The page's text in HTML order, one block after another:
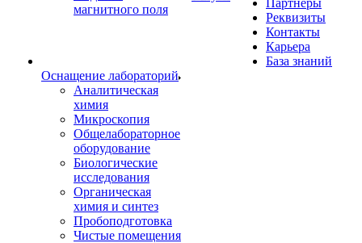
магнитного поля
Оснащение лабораторий
Аналитическая
химия
Микроскопия
Общелабораторное
оборудование
Биологические
исследования
Органическая
химия и синтез
Пробоподготовка
Чистые помещения
Партнеры
Реквизиты
Контакты
Карьера
База знаний